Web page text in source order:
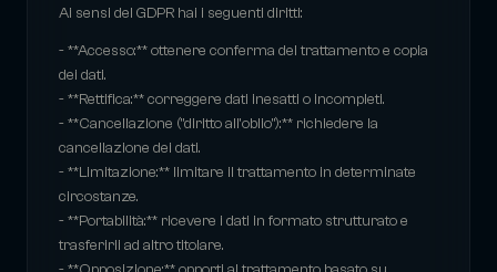
Ai sensi del GDPR hai i seguenti diritti:
- **Accesso:** ottenere conferma del trattamento e copia
dei dati.
- **Rettifica:** correggere dati inesatti o incompleti.
- **Cancellazione ("diritto all'oblio"):** richiedere la
cancellazione dei dati.
- **Limitazione:** limitare il trattamento in determinate
circostanze.
- **Portabilità:** ricevere i dati in formato strutturato e
trasferirli ad altro titolare.